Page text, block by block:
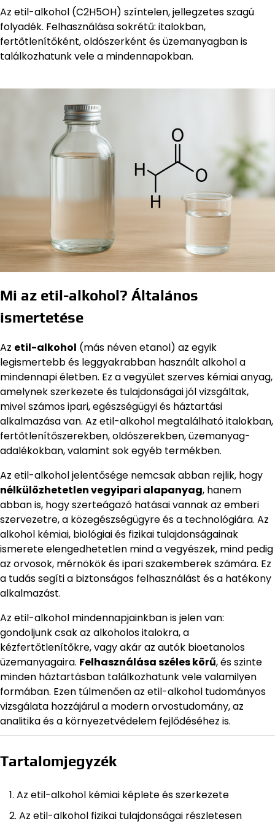
Az etil-alkohol (C2H5OH) színtelen, jellegzetes szagú
folyadék. Felhasználása sokrétű: italokban,
fertőtlenítőként, oldószerként és üzemanyagban is
találkozhatunk vele a mindennapokban.
Mi az etil-alkohol? Általános
ismertetése
Az etil-alkohol (más néven etanol) az egyik
legismertebb és leggyakrabban használt alkohol a
mindennapi életben. Ez a vegyület szerves kémiai anyag,
amelynek szerkezete és tulajdonságai jól vizsgáltak,
mivel számos ipari, egészségügyi és háztartási
alkalmazása van. Az etil-alkohol megtalálható italokban,
fertőtlenítőszerekben, oldószerekben, üzemanyag-
adalékokban, valamint sok egyéb termékben.
Az etil-alkohol jelentősége nemcsak abban rejlik, hogy
nélkülözhetetlen vegyipari alapanyag, hanem
abban is, hogy szerteágazó hatásai vannak az emberi
szervezetre, a közegészségügyre és a technológiára. Az
alkohol kémiai, biológiai és fizikai tulajdonságainak
ismerete elengedhetetlen mind a vegyészek, mind pedig
az orvosok, mérnökök és ipari szakemberek számára. Ez
a tudás segíti a biztonságos felhasználást és a hatékony
alkalmazást.
Az etil-alkohol mindennapjainkban is jelen van:
gondoljunk csak az alkoholos italokra, a
kézfertőtlenítőkre, vagy akár az autók bioetanolos
üzemanyagaira. Felhasználása széles körű, és szinte
minden háztartásban találkozhatunk vele valamilyen
formában. Ezen túlmenően az etil-alkohol tudományos
vizsgálata hozzájárul a modern orvostudomány, az
analitika és a környezetvédelem fejlődéséhez is.
Tartalomjegyzék
Az etil-alkohol kémiai képlete és szerkezete
Az etil-alkohol fizikai tulajdonságai részletesen